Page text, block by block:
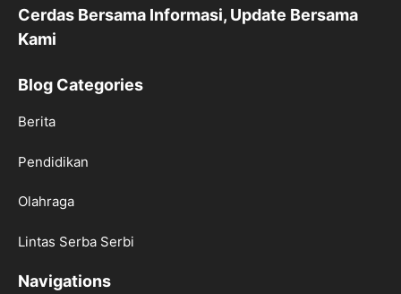
Cerdas Bersama Informasi, Update Bersama
Kami
Blog Categories
Berita
Pendidikan
Olahraga
Lintas Serba Serbi
Navigations